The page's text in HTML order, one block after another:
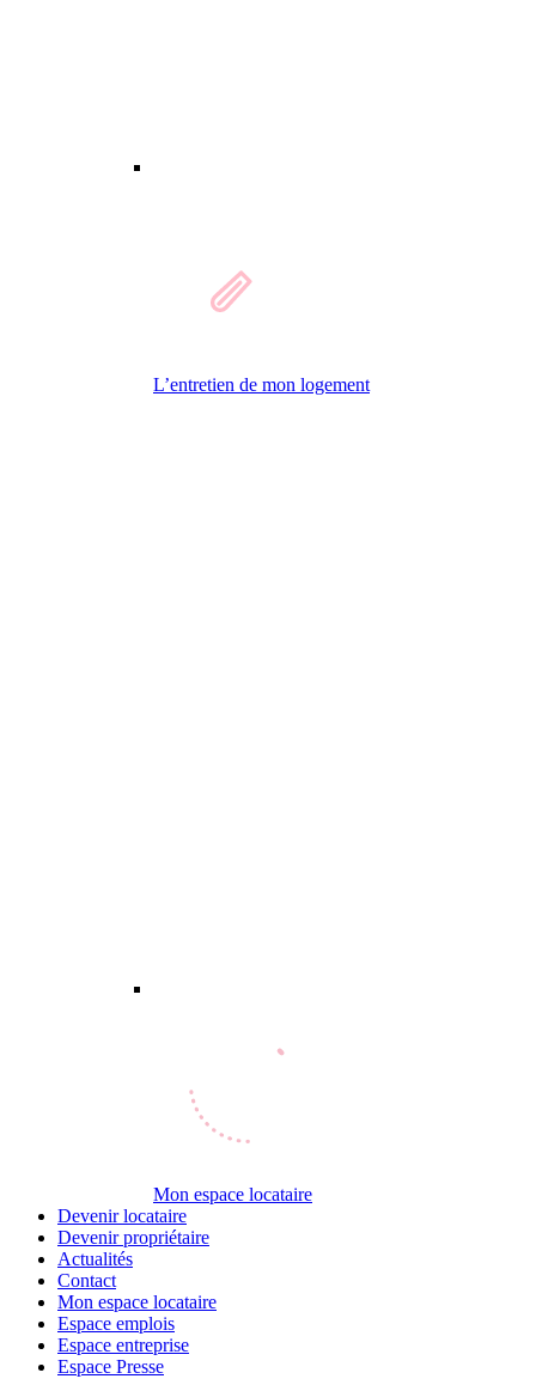
L’entretien de mon logement
Mon espace locataire
Devenir locataire
Devenir propriétaire
Actualités
Contact
Mon espace locataire
Espace emplois
Espace entreprise
Espace Presse